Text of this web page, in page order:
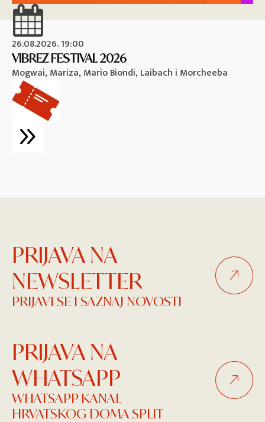
26.08.2026. 19:00
VIBREZ FESTIVAL 2026
Mogwai, Mariza, Mario Biondi, Laibach i Morcheeba
PRIJAVA NA
NEWSLETTER
PRIJAVI SE I SAZNAJ NOVOSTI
PRIJAVA NA
WHATSAPP
WHATSAPP KANAL
HRVATSKOG DOMA SPLIT